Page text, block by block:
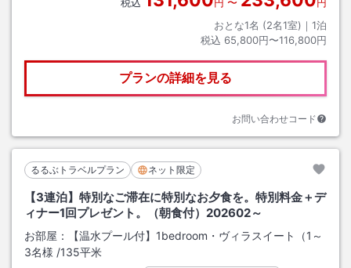
税込
円 〜
円
おとな1名 (2名1室)｜ 1泊
税込 65,800円〜116,800円
プランの詳細を見る
お問い合わせコード
るるぶトラベルプラン ネット限定
【3連泊】特別なご滞在に特別なお夕食を。特別料金＋デ
ィナー1回プレゼント。（朝食付）202602～
お部屋：
【温水プール付】1bedroom・ヴィラスイート（1～
3名様 /135平米